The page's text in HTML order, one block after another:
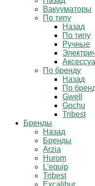
Вакууматоры
По типу
Назад
По типу
Ручные
По бренду
Назад
По
Gwell
Gochu
Tribest
Бренды
Назад
Бренды
Arzia
Hurom
L'equip
Tribest
Excalibur